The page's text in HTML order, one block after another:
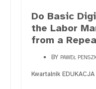
Do Basic
the Labor
from a
BY PAWEŁ
Kwartalnik